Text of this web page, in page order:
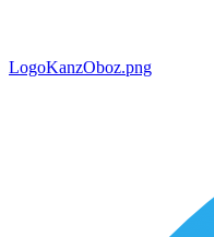
LogoKanzOboz.png